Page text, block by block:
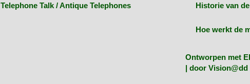
Telephone Talk / Antique Telephones Historie van
Hoe werkt de
Ontworpen met
| door Vision@dd